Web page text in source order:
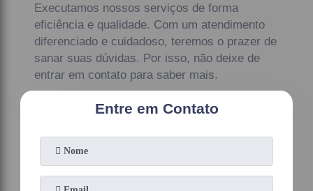
Executamos nossos serviços de forma
eficiência e qualidade. Com um atendimento
diferenciado e cuidadoso, teremos o prazer de
sanar suas dúvidas. Por isso, não deixe de
entrar em contato para saber mais.
Entre em Contato